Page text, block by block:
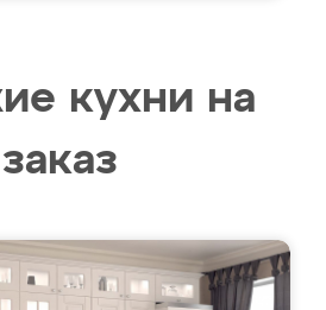
кухни на
заказ